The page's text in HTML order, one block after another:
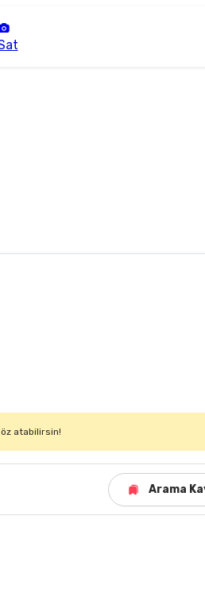
atabilirsin!
Arama